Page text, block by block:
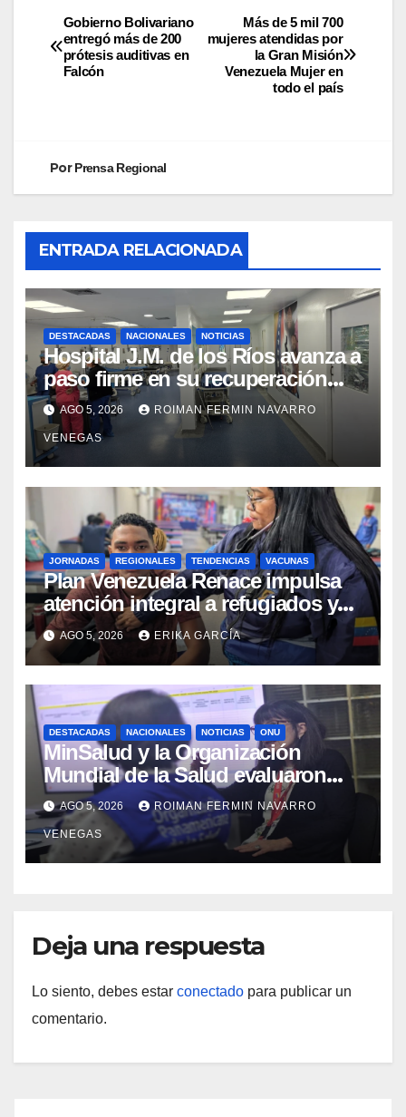
Más de 5 mil 700
mujeres atendidas por
la Gran Misión
Venezuela Mujer en
todo el país
Gobierno Bolivariano
entregó más de 200
prótesis auditivas en
Falcón
PorPrensa Regional
ENTRADA RELACIONADA
DESTACADAS NACIONALES NOTICIAS
Hospital J.M. de los Ríos avanza a
paso firme en su recuperación
tras los recientes eventos
sísmicos
AGO 5, 2026 ROIMAN FERMIN NAVARRO
VENEGAS
JORNADAS REGIONALES TENDENCIAS VACUNAS
​Plan Venezuela Renace impulsa
atención integral a refugiados y
evaluación de vacunación en
Aragua
AGO 5, 2026 ERIKA GARCÍA
DESTACADAS NACIONALES NOTICIAS ONU
MinSalud y la Organización
Mundial de la Salud evaluaron
propuesta técnica integral en
materia de agua saneamiento e
higiene ante contingencia sísmica
AGO 5, 2026 ROIMAN FERMIN NAVARRO
VENEGAS
Deja una respuesta
Lo siento, debes estar conectado para publicar un
comentario.